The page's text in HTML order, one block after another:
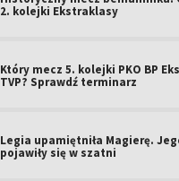
2. kolejki Ekstraklasy
Który mecz 5. kolejki PKO BP
TVP? Sprawdź terminarz
Legia upamiętniła Magierę.
pojawiły się w szatni